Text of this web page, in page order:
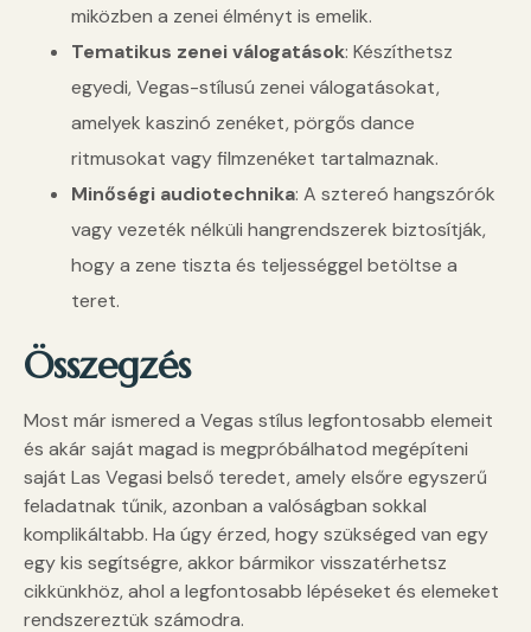
miközben a zenei élményt is emelik.
Tematikus zenei válogatások: Készíthetsz
egyedi, Vegas-stílusú zenei válogatásokat,
amelyek kaszinó zenéket, pörgős dance
ritmusokat vagy filmzenéket tartalmaznak.
Minőségi audiotechnika: A sztereó hangszórók
vagy vezeték nélküli hangrendszerek biztosítják,
hogy a zene tiszta és teljességgel betöltse a
teret.
Összegzés
Most már ismered a Vegas stílus legfontosabb elemeit
és akár saját magad is megpróbálhatod megépíteni
saját Las Vegasi belső teredet, amely elsőre egyszerű
feladatnak tűnik, azonban a valóságban sokkal
komplikáltabb. Ha úgy érzed, hogy szükséged van egy
egy kis segítségre, akkor bármikor visszatérhetsz
cikkünkhöz, ahol a legfontosabb lépéseket és elemeket
rendszereztük számodra.